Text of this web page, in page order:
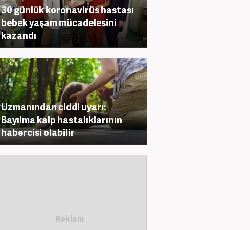
30 günlük koronavirüs hastası
bebek yaşam mücadelesini
kazandı
Uzmanından ciddi uyarı:
Bayılma kalp hastalıklarının
habercisi olabilir